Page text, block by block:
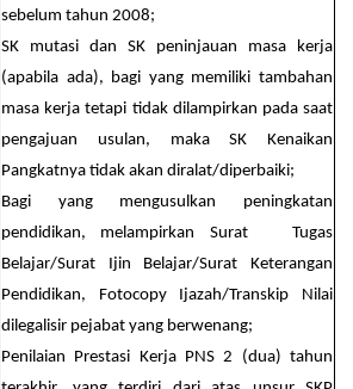
sebelum tahun 2008;
SK mutasi dan SK peninjauan masa kerja
(apabila ada), bagi yang memiliki tambahan
masa kerja tetapi tidak dilampirkan pada saat
pengajuan usulan, maka SK Kenaikan
Pangkatnya tidak akan diralat/diperbaiki;
Bagi yang mengusulkan peningkatan
pendidikan, melampirkan Surat Tugas
Belajar/Surat Ijin Belajar/Surat Keterangan
Pendidikan, Fotocopy Ijazah/Transkip Nilai
dilegalisir pejabat yang berwenang;
Penilaian Prestasi Kerja PNS 2 (dua) tahun